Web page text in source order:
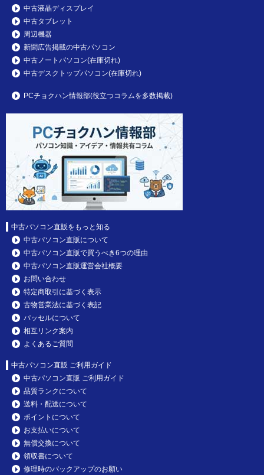
中古液晶ディスプレイ
中古タブレット
周辺機器
新聞広告掲載の中古パソコン
中古ノートパソコン(在庫切れ)
中古デスクトップパソコン(在庫切れ)
PCチョクハン情報部(役立つコラムを多数掲載)
中古パソコン直販をもっと知る
中古パソコン直販について
中古パソコン直販で買うべき6つの理由
中古パソコン直販運営会社概要
お問い合わせ
特定商取引に基づく表示
古物営業法に基づく表記
パッセルについて
相互リンク案内
よくあるご質問
中古パソコン直販 ご利用ガイド
中古パソコン直販 ご利用ガイド
品質ランクについて
送料・配送について
ポイントについて
お支払いについて
無償交換について
領収書について
修理時のバックアップのお願い